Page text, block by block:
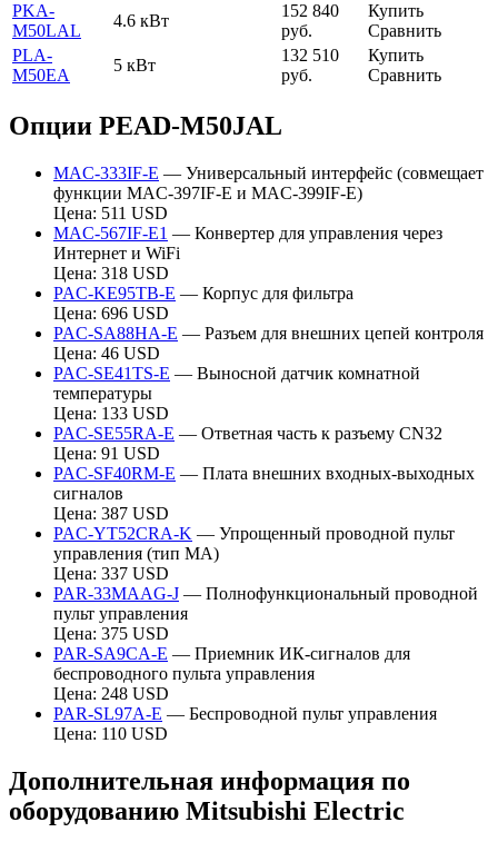
PKA-
M50LAL
4.6 кВт
152 840
руб.
Купить
Сравнить
PLA-
M50EA
5 кВт
132 510
руб.
Купить
Сравнить
Опции PEAD-M50JAL
MAC-333IF-E — Универсальный интерфейс (совмещает
функции MAC-397IF-E и MAC-399IF-E)
Цена: 511 USD
MAC-567IF-E1 — Конвертер для управления через
Интернет и WiFi
Цена: 318 USD
PAC-KE95TB-E — Корпус для фильтра
Цена: 696 USD
PAC-SA88HA-E — Разъем для внешних цепей контроля
Цена: 46 USD
PAC-SE41TS-E — Выносной датчик комнатной
температуры
Цена: 133 USD
PAC-SE55RA-E — Ответная часть к разъему CN32
Цена: 91 USD
PAC-SF40RM-E — Плата внешних входных-выходных
сигналов
Цена: 387 USD
PAC-YT52CRA-K — Упрощенный проводной пульт
управления (тип МА)
Цена: 337 USD
PAR-33MAAG-J — Полнофункциональный проводной
пульт управления
Цена: 375 USD
PAR-SA9CA-E — Приемник ИК-сигналов для
беспроводного пульта управления
Цена: 248 USD
PAR-SL97A-E — Беспроводной пульт управления
Цена: 110 USD
Дополнительная информация по
оборудованию Mitsubishi Electric